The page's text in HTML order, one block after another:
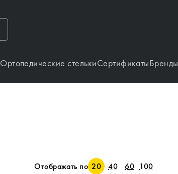
Ортопедические стелькиСертификатыБренды
Отображать по 20 40 60 100